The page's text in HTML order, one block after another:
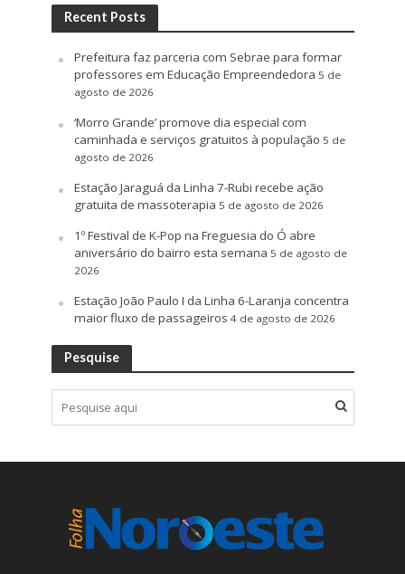
Recent Posts
Prefeitura faz parceria com Sebrae para formar
professores em Educação Empreendedora 5 de
agosto de 2026
‘Morro Grande’ promove dia especial com
caminhada e serviços gratuitos à população 5 de
agosto de 2026
Estação Jaraguá da Linha 7-Rubi recebe ação
gratuita de massoterapia 5 de agosto de 2026
1º Festival de K-Pop na Freguesia do Ó abre
aniversário do bairro esta semana 5 de agosto de
2026
Estação João Paulo I da Linha 6-Laranja concentra
maior fluxo de passageiros 4 de agosto de 2026
Pesquise